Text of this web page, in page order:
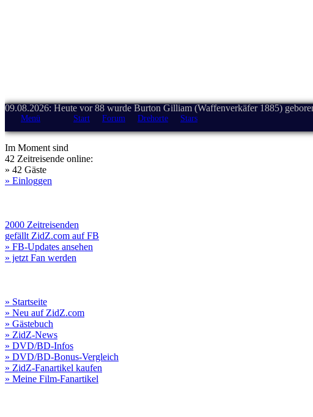
09.08.2026: Heute vor 88 wurde Burton Gilliam (Waffenverkäfer 1885)
Menü Start Forum Drehorte Stars
Im Moment sind
42 Zeitreisende online:
» 42 Gäste
» Einloggen
2000 Zeitreisenden
gefällt ZidZ.com auf FB
» FB-Updates ansehen
» jetzt Fan werden
» Startseite
» Neu auf ZidZ.com
» Gästebuch
» ZidZ-News
» DVD/BD-Infos
» DVD/BD-Bonus-Vergleich
» ZidZ-Fanartikel kaufen
» Meine Film-Fanartikel